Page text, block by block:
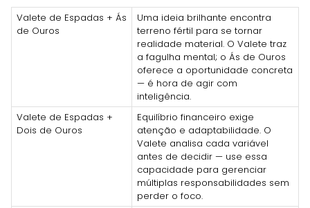
Valete de Espadas + Ás
de Ouros
Uma ideia brilhante encontra
terreno fértil para se tornar
realidade material. O Valete traz
a fagulha mental; o Ás de Ouros
oferece a oportunidade concreta
— é hora de agir com
inteligência.
Valete de Espadas +
Dois de Ouros
Equilíbrio financeiro exige
atenção e adaptabilidade. O
Valete analisa cada variável
antes de decidir — use essa
capacidade para gerenciar
múltiplas responsabilidades sem
perder o foco.